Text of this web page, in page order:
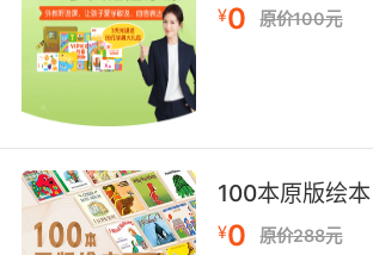
表明，良好的心理状态能提高学
学习能力方面，国际学校注重自
学会制定学习计划、管理时间。
管理课程，教学生用四象限法
级，通过定期学习经验分享会，
授自主学习技巧，助力新生快速适
习节奏。
¥0 原价100元
100本原版绘本
¥0 原价288元